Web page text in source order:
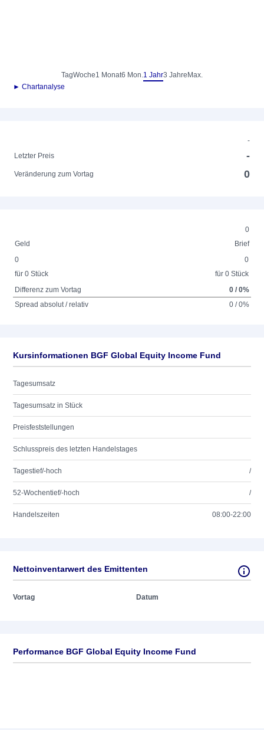
TagWoche1 Monat6 Mon.1 Jahr3 Jahre Max.
► Chartanalyse
-
Letzter Preis
-
Veränderung zum Vortag 0
0
Geld
Brief
0
für 0 Stück
0
für 0 Stück
Differenz zum Vortag
0 / 0%
Spread absolut / relativ
0 / 0%
Kursinformationen BGF Global Equity Income Fund
Tagesumsatz
Tagesumsatz in Stück
Preisfeststellungen
Schlusspreis des letzten Handelstages
Tagestief/-hoch /
52-Wochentief/-hoch /
Handelszeiten 08:00-22:00
Nettoinventarwert des Emittenten
Vortag Datum
Performance BGF Global Equity Income Fund